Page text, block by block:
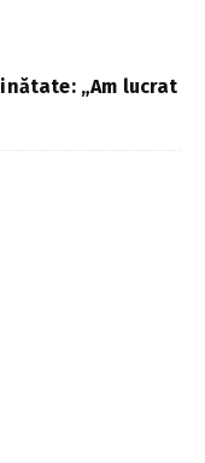
„Am lucrat